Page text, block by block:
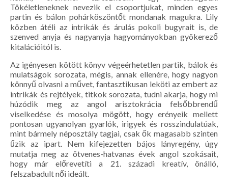
Tökéletleneknek nevezik el csoportjukat, minden egyes
partin és bálon pohárköszöntőt mondanak magukra. Lily
közben átéli az intrikák és árulás pokoli bugyrait is, de
szenved anyja és nagyanyja hagyományokban gyökerező
kitalációitól is.
Az igényesen kötött könyv végeérhetetlen partik, bálok és
mulatságok sorozata, mégis, annak ellenére, hogy nagyon
könnyű olvasni a művet, fantasztikusan leköti az embert az
intrikák és rejtélyek, titkok sorozata, tudni akarja, hogy mi
húzódik meg az angol arisztokrácia felsőbbrendű
viselkedése és mosolya mögött, hogy erényeik mellett
pontosan ugyanolyan gyarlók, irigyek és rosszindulatúak,
mint bármely néposztály tagjai, csak ők magasabb szinten
űzik az ipart. Nem kifejezetten bájos lányregény, úgy
mutatja meg az ötvenes-hatvanas évek angol szokásait,
hogy már előrevetíti a 21. századi kreatív, önálló,
felszabadult női ideált.